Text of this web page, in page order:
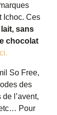
Ichoc. Ces
sans
chocolat
So Free,
des
l’avent,
Pour